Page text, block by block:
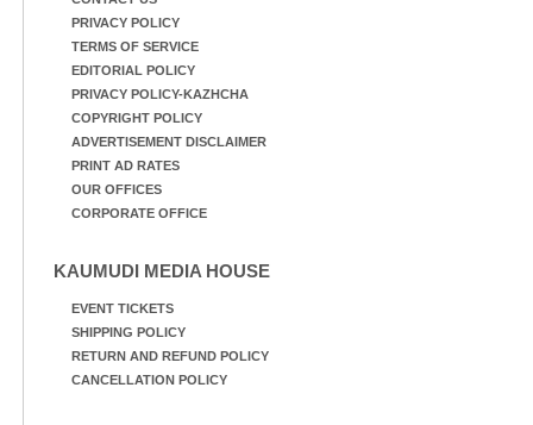
PRIVACY POLICY
TERMS OF SERVICE
EDITORIAL POLICY
PRIVACY POLICY-KAZHCHA
COPYRIGHT POLICY
ADVERTISEMENT DISCLAIMER
PRINT AD RATES
OUR OFFICES
CORPORATE OFFICE
KAUMUDI MEDIA HOUSE
EVENT TICKETS
SHIPPING POLICY
RETURN AND REFUND POLICY
CANCELLATION POLICY